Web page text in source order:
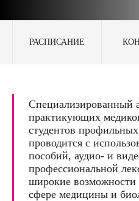
РАСПИСАНИЕ
Специализированный
практикующих
студентов
проводится с
пособий, аудио- и
профессиональной
широкие возможности
сфере медицины и